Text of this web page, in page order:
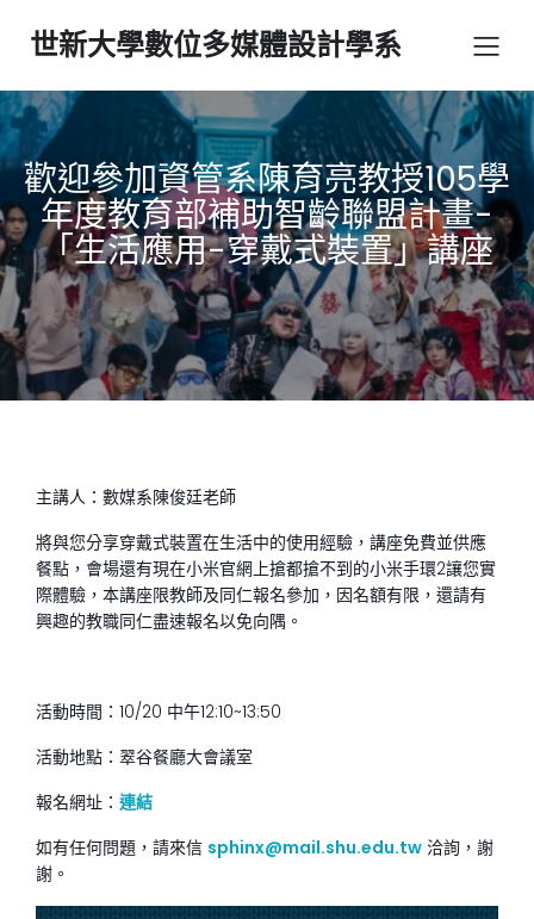
世新大學數位多媒體設計學系
歡迎參加資管系陳育亮教授105學
年度教育部補助智齡聯盟計畫-
「生活應用-穿戴式裝置」講座
主講人：數媒系陳俊廷老師
將與您分享穿戴式裝置在生活中的使用經驗，講座免費並供應
餐點，會場還有現在小米官網上搶都搶不到的小米手環2讓您實
際體驗，本講座限教師及同仁報名參加，因名額有限，還請有
興趣的教職同仁盡速報名以免向隅。
活動時間：10/20 中午12:10~13:50
活動地點：翠谷餐廳大會議室
報名網址： 連結
如有任何問題，請來信 sphinx@mail.shu.edu.tw 洽詢，謝
謝。